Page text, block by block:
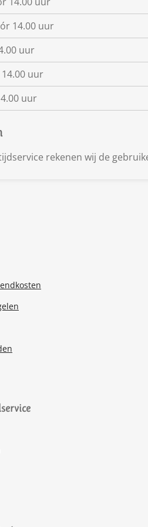
14.00 uur
uur
uur
uur
rekenen wij de